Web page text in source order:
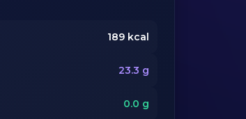
189 kcal
23.3 g
0.0 g